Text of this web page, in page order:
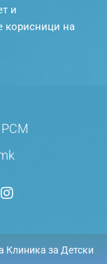
и
корисници на
РСМ
Клиника за Детски